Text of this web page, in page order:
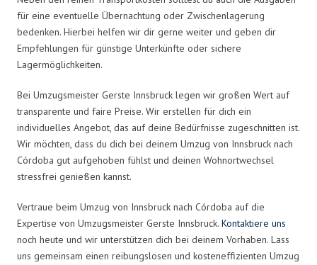
für eine eventuelle Übernachtung oder Zwischenlagerung
bedenken. Hierbei helfen wir dir gerne weiter und geben dir
Empfehlungen für günstige Unterkünfte oder sichere
Lagermöglichkeiten.
Bei Umzugsmeister Gerste Innsbruck legen wir großen Wert auf
transparente und faire Preise. Wir erstellen für dich ein
individuelles Angebot, das auf deine Bedürfnisse zugeschnitten ist.
Wir möchten, dass du dich bei deinem Umzug von Innsbruck nach
Córdoba gut aufgehoben fühlst und deinen Wohnortwechsel
stressfrei genießen kannst.
Vertraue beim Umzug von Innsbruck nach Córdoba auf die
Expertise von Umzugsmeister Gerste Innsbruck. Kontaktiere uns
noch heute und wir unterstützen dich bei deinem Vorhaben. Lass
uns gemeinsam einen reibungslosen und kosteneffizienten Umzug